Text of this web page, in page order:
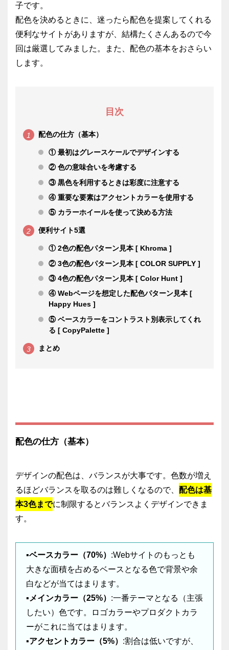
子です。
配色を決めるときに、迷ったら配色を提案してくれる
便利なサイトがありますが、結構たくさんあるので今
回は厳選してみました。また、配色の基本をおさらい
します。
目次
配色の仕方（基本）
① 最初はグレースケールでデザインする
② 色の意味合いを考慮する
③ 黒色を利用するときは彩度に注意する
④ 重要な要素はアクセントカラーを使用する
⑤ カラーホイールを使って決める方法
便利サイト5選
① 2色の配色パターン見本 [ Khroma ]
② 3色の配色パターン見本 [ COLOR SUPPLY ]
③ 4色の配色パターン見本 [ Color Hunt ]
④ Webページを想定した配色パターン見本 [
Happy Hues ]
⑤ ベースカラーをコントラスト別表示してくれ
る [ CopyPalette ]
まとめ
配色の仕方（基本）
デザインの配色は、バランスが大事です。色数が増え
るほどバランスを取るのは難しくなるので、 配色は基
本3色までに制限するとバランスよくデザインできま
す。
▪️ベースカラー（70%） :Webサイトのもっとも
大きな面積を占めるベースとなる色で背景や余
白などが当てはまります。
▪️メインカラー（25%） :一番テーマとなる（主張
したい）色です。ロゴカラーやプロダクトカラ
ーがこれに当てはまります。
▪️アクセントカラー（5%） :割合は低いですが、